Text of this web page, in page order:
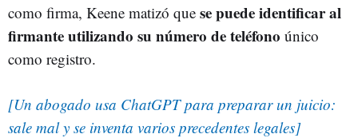
como firma, Keene matizó que se puede identificar al
firmante utilizando su número de teléfono único
como registro.
[Un abogado usa ChatGPT para preparar un juicio:
sale mal y se inventa varios precedentes legales]